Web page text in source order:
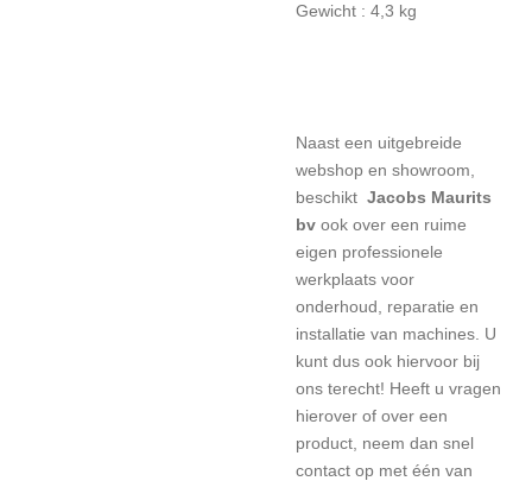
Gewicht : 4,3 kg
Naast een uitgebreide
webshop en showroom,
beschikt Jacobs Maurits
bv ook over een ruime
eigen professionele
werkplaats voor
onderhoud, reparatie en
installatie van machines. U
kunt dus ook hiervoor bij
ons terecht! Heeft u vragen
hierover of over een
product, neem dan snel
contact op met één van